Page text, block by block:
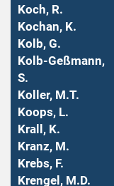
Koch, R.
Kochan, K.
Kolb, G.
Kolb-Geßmann,
S.
Koller, M.T.
Koops, L.
Krall, K.
Kranz, M.
Krebs, F.
Krengel, M.D.